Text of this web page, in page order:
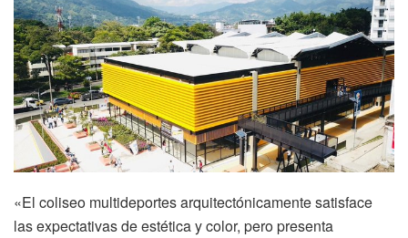
«El coliseo multideportes arquitectónicamente satisface
las expectativas de estética y color, pero presenta